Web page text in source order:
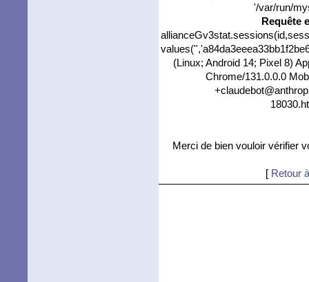
'/var/run/
Requête
(Linux; Android 14; Pixel 8)
Chrome/131.0.0.0
Merci de bien vouloir vérifier
[ Retour